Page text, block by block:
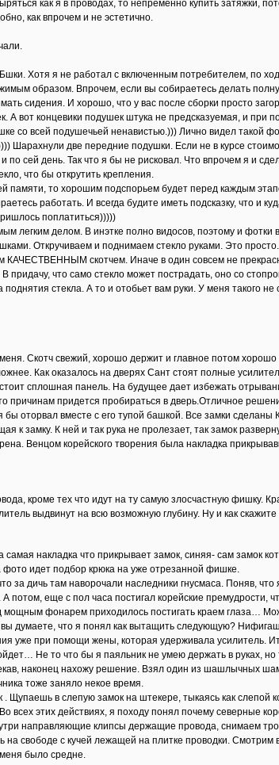
как я в проводах, то непременно купить затяжки,
как впрочем и не эстетично.
Хотя я не работал с включенным потребителем, по
образом. Впрочем, если вы собираетесь делать
сидения. И хорошо, что у вас после сборки просто
вот концевики подушек штука не предсказуемая, и при
со всей подушечьей ненавистью.))) Лично видел такой
Шарахнули две передние подушки. Если не в курсе
по сей день. Так что я бы не рисковал. Что впрочем я и
что бы открутить крепления.
памяти, то хорошим подспорьем будет перед каждым
работать. И всегда будите иметь подсказку, что и
поплатиться)))))
легким делом. В инэтке полно видосов, поэтому и фотки
Откручиваем и поднимаем стекло руками. Это
КАЧЕСТВЕННЫМ скотчем. Иначе в один совсем не
В придачу, что само стекло может пострадать, оно со
стекла. А то и отобьет вам руки. У меня такого
Скотч свежий, хорошо держит и главное потом
Как оказалось на дверях Сант стоят полные
сплошная панель. На будущее дает избежать
причинам придется пробираться в дверь.Отличное
бы оторвал вместе с его тупой башкой. Все замки
к замку. К ней и так рука не пролезает, так замок
Венцом корейского творения была накладка
кроме тех что идут на ту самую злосчастную фишку.
выдвинут на всю возможную глубину. Ну и как
накладка что прикрывает замок, синяя- сам замок
фото идет подбор крюка на уже отрезанной фишке.
за дичь там наворочали наследники гнусмаса. Поняв, что
потом, еще с пол часа постигал корейские премудрости,
фонарем приходилось постигать краем глаза…
думаете, что я понял как вытащить следующую?
уже при помощи жены, которая удерживала усилитель.
Не то что бы я паяльник не умею держать в руках, но
наконец нахожу решение. Взял один из шашлычных
тоже заняло некое время.
Щупаешь в слепую замок на штекере, тыкаясь как слепой
всех этих действиях, я походу понял почему северные
направляющие клипсы держащие провода, снимаем
на свободе с кучей лежащей на плитке проводки.
было средне.